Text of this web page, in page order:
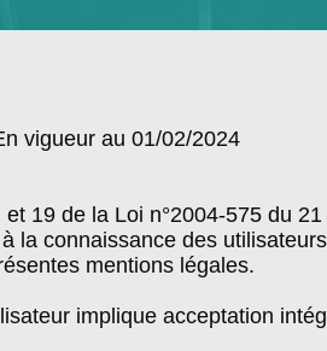
vigueur au 01/02/2024
19 de la Loi n°2004-575 du
la connaissance des
mentions légales.
implique acceptation